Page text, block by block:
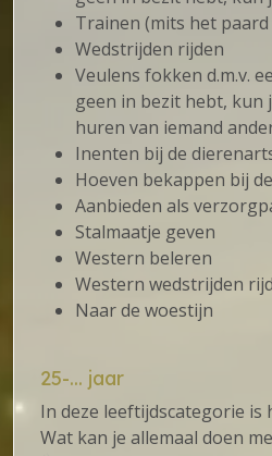
Trainen (mits het paard
Wedstrijden rijden
Veulens fokken d.m.v.
geen in bezit hebt, kun
huren van iemand
Inenten bij de
Hoeven bekappen bij
Aanbieden als
Stalmaatje geven
Western beleren
Western wedstrijden
Naar de woestijn
25-... jaar
In deze leeftijdscategorie is
Wat kan je allemaal doen